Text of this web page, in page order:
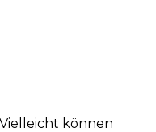
können